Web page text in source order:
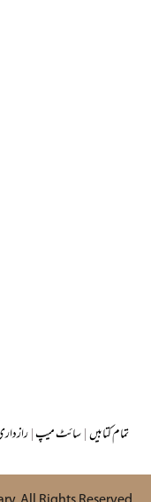
|سائٹ میپ|تمام کتابیں